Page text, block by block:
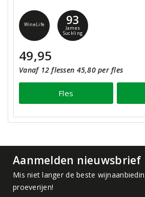
WineLife 93
James
Suckling
49,95
Vanaf 12 flessen 45,80 per fles
Fles
Aanmelden nieuwsbrief
Mis niet langer de beste
proeverijen!